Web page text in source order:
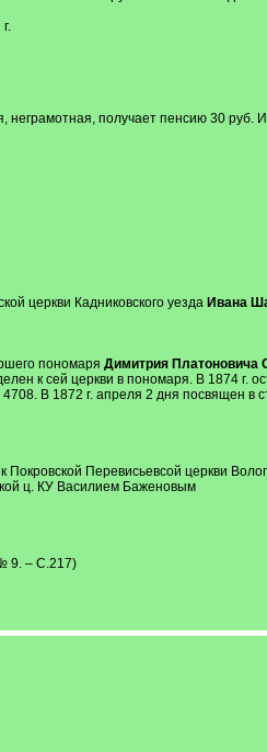
неграмотная, получает пенсию 30 руб.
церкви Кадниковского уезда Ивана
пономаря Димитрия Платоновича
к сей церкви в пономаря. В 1874 г.
В 1872 г. апреля 2 дня посвящен в
Перевисьевсой церкви
ц. КУ Василием Баженовым
9. – С.217)